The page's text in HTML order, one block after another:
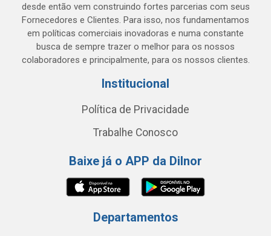
desde então vem construindo fortes parcerias com seus
Fornecedores e Clientes. Para isso, nos fundamentamos
em políticas comerciais inovadoras e numa constante
busca de sempre trazer o melhor para os nossos
colaboradores e principalmente, para os nossos clientes.
Institucional
Política de Privacidade
Trabalhe Conosco
Baixe já o APP da Dilnor
Departamentos